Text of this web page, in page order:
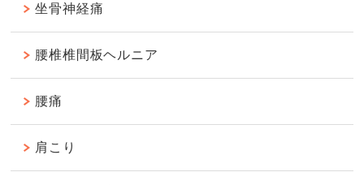
坐骨神経痛
腰椎椎間板ヘルニア
腰痛
肩こり